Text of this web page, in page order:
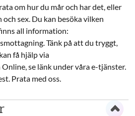
om hur du mår och har det, eller
sex. Du kan besöka vilken
all information:
Tänk på att du tryggt,
få hjälp via
se länk under våra e-tjänster.
Prata med oss.